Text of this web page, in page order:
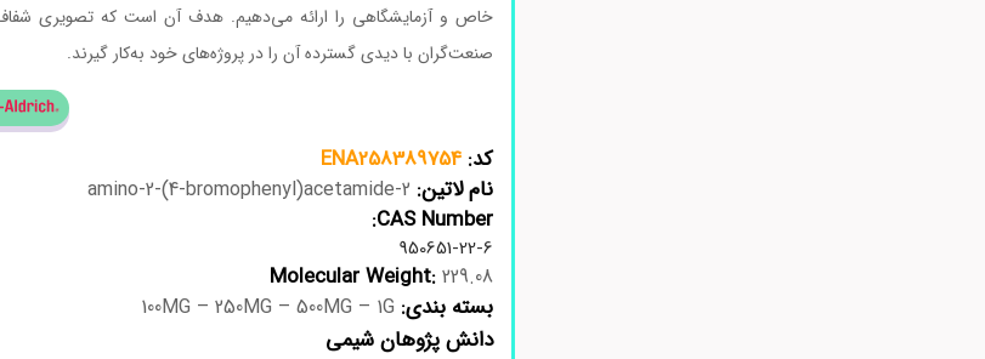
خاص و آزمایشگاهی را ارائه می‌دهیم. هدف آن است که تصویری
صنعت‌گران با دیدی گسترده آن را در پروژه‌های خود به‌کار گیرند.
کد: ENA258389754
نام لاتین:
CAS Number:
950651-22-6
Molecular Weight: 229.08
بسته بندی:
دانش پژوهان شیمی